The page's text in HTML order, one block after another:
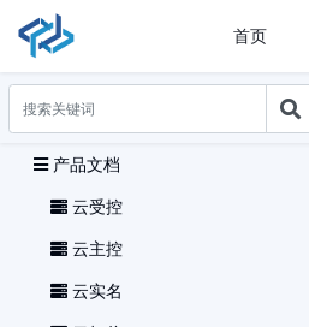
首页
产品文档
云受控
云主控
云实名